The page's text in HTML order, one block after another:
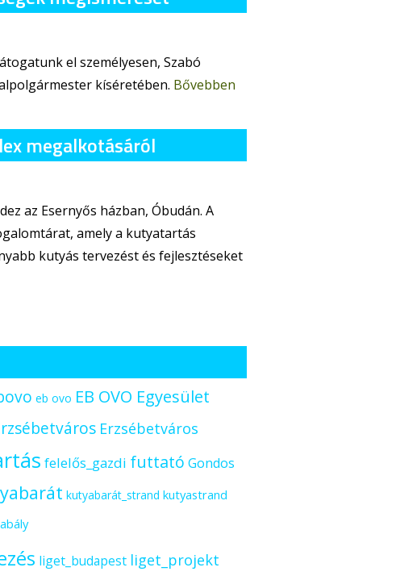
el személyesen, Szabó
kíséretében. Bővebben
megalkotásáról
az Esernyős házban, Óbudán. A
amely a kutyatartás
kutyás tervezést és fejlesztéseket
eb ovo EB OVO Egyesület
Erzsébetváros
felelős_gazdi futtató Gondos
kutyabarát_strand kutyastrand
liget_budapest liget_projekt